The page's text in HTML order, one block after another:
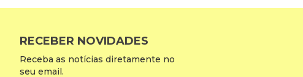
RECEBER NOVIDADES
Receba as notícias diretamente no
seu email.